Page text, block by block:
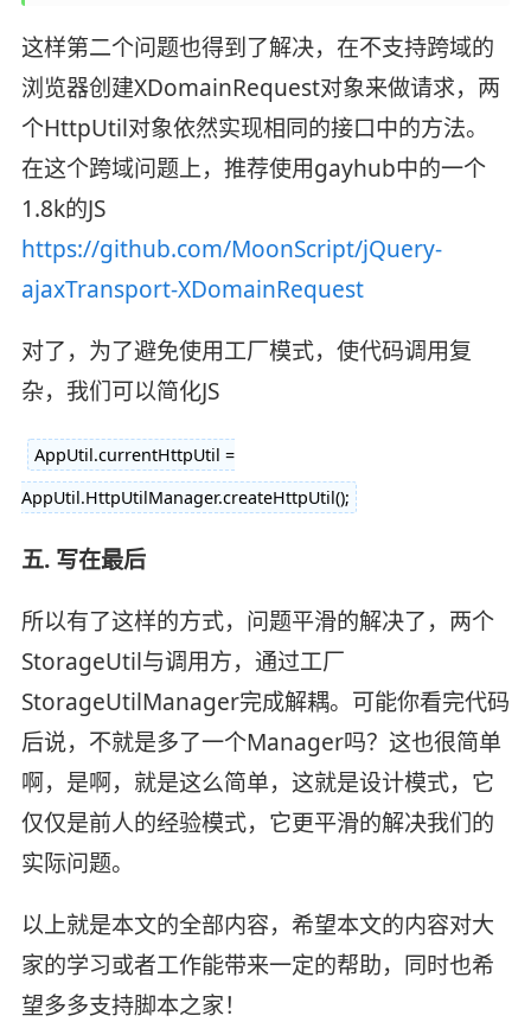
这样第二个问题也得到了解决，在不支持跨域的
浏览器创建XDomainRequest对象来做请求，两
个HttpUtil对象依然实现相同的接口中的方法。
在这个跨域问题上，推荐使用gayhub中的一个
1.8k的JS
https://github.com/MoonScript/jQuery-
ajaxTransport-XDomainRequest
对了，为了避免使用工厂模式，使代码调用复
杂，我们可以简化JS
AppUtil.currentHttpUtil =
AppUtil.HttpUtilManager.createHttpUtil();
五. 写在最后
所以有了这样的方式，问题平滑的解决了，两个
StorageUtil与调用方，通过工厂
StorageUtilManager完成解耦。可能你看完代码
后说，不就是多了一个Manager吗？这也很简单
啊，是啊，就是这么简单，这就是设计模式，它
仅仅是前人的经验模式，它更平滑的解决我们的
实际问题。
以上就是本文的全部内容，希望本文的内容对大
家的学习或者工作能带来一定的帮助，同时也希
望多多支持脚本之家！